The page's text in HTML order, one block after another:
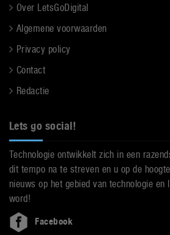
Over LetsGoDigital
Algemene voorwaarden
Privacy policy
Contact
Redactie
Lets go social!
Technologie ontwikkelt zich in een
dit tempo na te streven en u op de
nieuws op het gebied van technologie
word!
Facebook